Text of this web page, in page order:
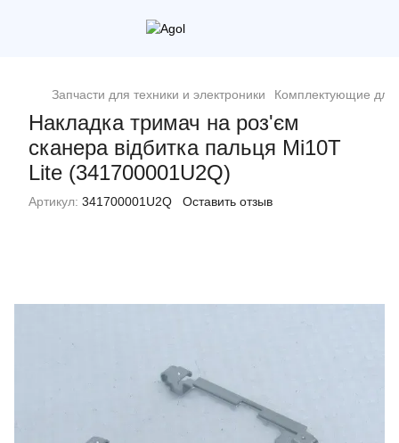
Запчасти для техники и электроники Комплектующие
Накладка тримач на роз'єм
сканера відбитка пальця Mi10T
Lite (341700001U2Q)
Артикул: 341700001U2Q Оставить отзыв